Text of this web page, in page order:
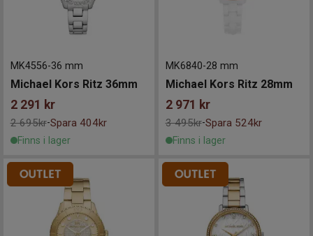
MK4556-36 mm
Michael Kors Ritz 36mm
2 291 kr
2 695kr-Spara 404kr
Finns i lager
MK6840-28 mm
Michael Kors Ritz 28mm
2 971 kr
3 495kr-Spara 524kr
Finns i lager